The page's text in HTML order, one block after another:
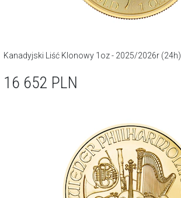
Kanadyjski Liść Klonowy 1oz - 2025/2026r (24h)
16 652 PLN